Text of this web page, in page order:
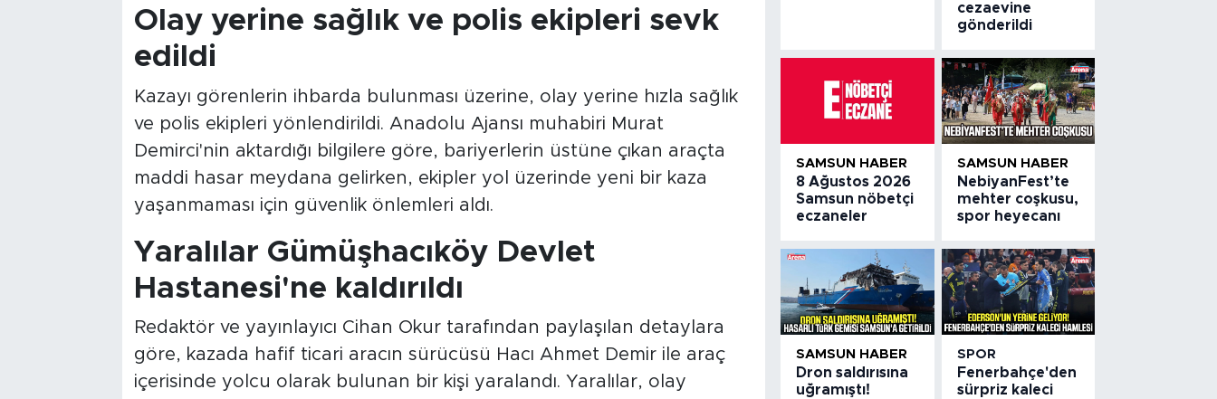
Olay yerine sağlık ve polis ekipleri sevk
edildi
Kazayı görenlerin ihbarda bulunması üzerine, olay yerine hızla sağlık
ve polis ekipleri yönlendirildi. Anadolu Ajansı muhabiri Murat
Demirci'nin aktardığı bilgilere göre, bariyerlerin üstüne çıkan araçta
maddi hasar meydana gelirken, ekipler yol üzerinde yeni bir kaza
yaşanmaması için güvenlik önlemleri aldı.
Yaralılar Gümüşhacıköy Devlet
Hastanesi'ne kaldırıldı
Redaktör ve yayınlayıcı Cihan Okur tarafından paylaşılan detaylara
göre, kazada hafif ticari aracın sürücüsü Hacı Ahmet Demir ile araç
içerisinde yolcu olarak bulunan bir kişi yaralandı. Yaralılar, olay
cezaevine
gönderildi
SAMSUN HABER
8 Ağustos 2026
Samsun nöbetçi
eczaneler
SAMSUN HABER
NebiyanFest’te
mehter coşkusu,
spor heyecanı
SAMSUN HABER
Dron saldırısına
uğramıştı!
SPOR
Fenerbahçe'den
sürpriz kaleci